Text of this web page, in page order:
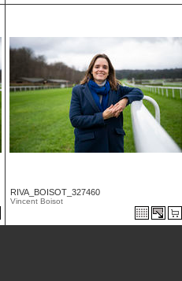
RIVA_BOISOT_327460
Vincent Boisot